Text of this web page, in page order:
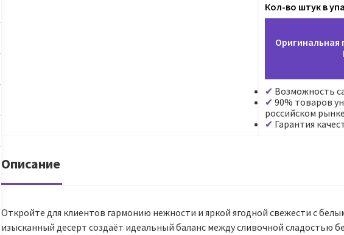
Кол-во штук в
Оригинальная
Возможность
90% товаров
российском рынке
Гарантия
Описание
Откройте для клиентов гармонию нежности и яркой ягодной свежести с
изысканный десерт создаёт идеальный баланс между сливочной сладостью